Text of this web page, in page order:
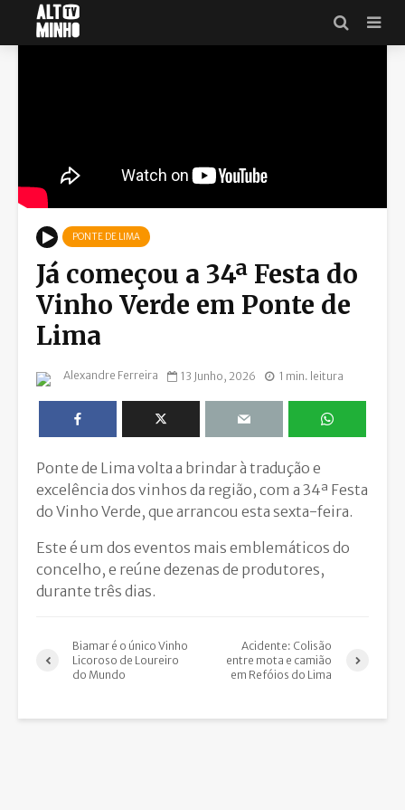
PONTE DE LIMA
Já começou a 34ª Festa do
Vinho Verde em Ponte de
Lima
Alexandre Ferreira 13 Junho, 2026 1 min. leitura
Ponte de Lima volta a brindar à tradução e
excelência dos vinhos da região, com a 34ª Festa
do Vinho Verde, que arrancou esta sexta-feira.
Este é um dos eventos mais emblemáticos do
concelho, e reúne dezenas de produtores,
durante três dias.
Biamar é o único Vinho
Licoroso de Loureiro
do Mundo
Acidente: Colisão
entre mota e camião
em Refóios do Lima